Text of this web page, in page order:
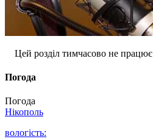
Цей розділ тимчасово не працює
Погода
Погода
Нікополь
вологість: